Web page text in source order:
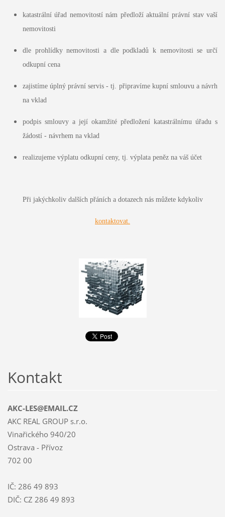
katastrální úřad nemovitostí nám předloží aktuální právní stav vaší
nemovitosti
dle prohlídky nemovitosti a dle podkladů k nemovitosti se určí
odkupní cena
zajistíme úplný právní servis - tj. připravíme kupní smlouvu a návrh
na vklad
podpis smlouvy a její okamžité předložení katastrálnímu úřadu s
žádostí - návrhem na vklad
realizujeme výplatu odkupní ceny, tj. výplata peněz na váš účet
Při jakýchkoliv dalších přáních a dotazech nás můžete kdykoliv
kontaktovat.
Kontakt
AKC-LES@EMAIL.CZ
AKC REAL GROUP s.r.o.
Vinařického 940/20
Ostrava - Přívoz
702 00
IČ: 286 49 893
DIČ: CZ 286 49 893